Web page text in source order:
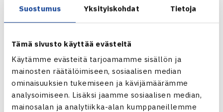
Suostumus Yksityiskohdat Tietoja
Tämä sivusto käyttää evästeitä
Käytämme evästeitä tarjoamamme sisällön ja
mainosten räätälöimiseen, sosiaalisen median
ominaisuuksien tukemiseen ja kävijämäärämme
analysoimiseen. Lisäksi jaamme sosiaalisen median,
mainosalan ja analytiikka-alan kumppaneillemme
Karsintojen kolmannella kierroksella Nieminen kohtaa
Slovakian Pavol Cervenakin (ATP 287).
ATP Challenger 42.500€
25.4.-3.5. Ostrava, Tsekki
Kaksinpelin karsinta
1.kierrosta: Timo Nieminen – Roman Jebavy Tsekki 64 61
2.kierrosta: Nieminen – Bohdan Ulihrach Tsekki 21 luov.